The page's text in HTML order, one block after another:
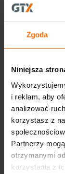
Zgoda
Niniejsza
i reklam, aby
analizować
korzystasz z
Partnerzy
otrzymanymi
korzystania z